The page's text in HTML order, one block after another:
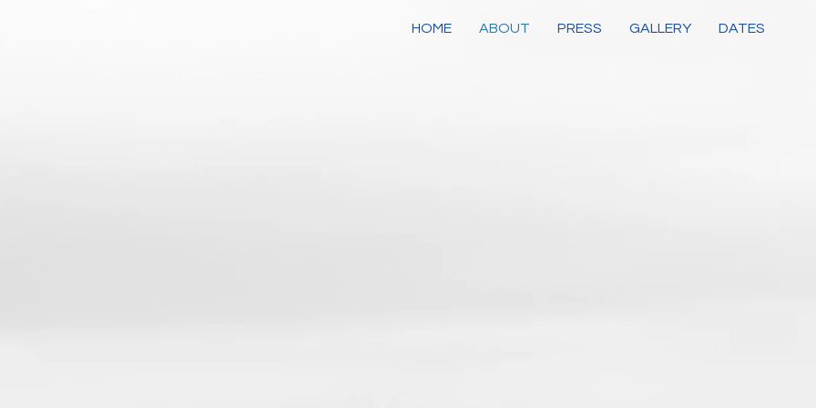
HOME ABOUT PRESS GALLERY DATES